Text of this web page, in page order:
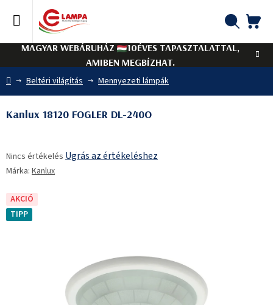
tartalomhoz
MAGYAR WEBÁRUHÁZ
10ÉVES TAPASZTALATTAL,
AMIBEN MEGBÍZHAT.
Kezdőlap
Beltéri világítás Mennyezeti lámpák
Kanlux 18120 FOGLER DL-240O
termék
átlagos
5-
ből
Nincs értékelés Ugrás az értékeléshez
Márka: Kanlux
AKCIÓ
TIPP